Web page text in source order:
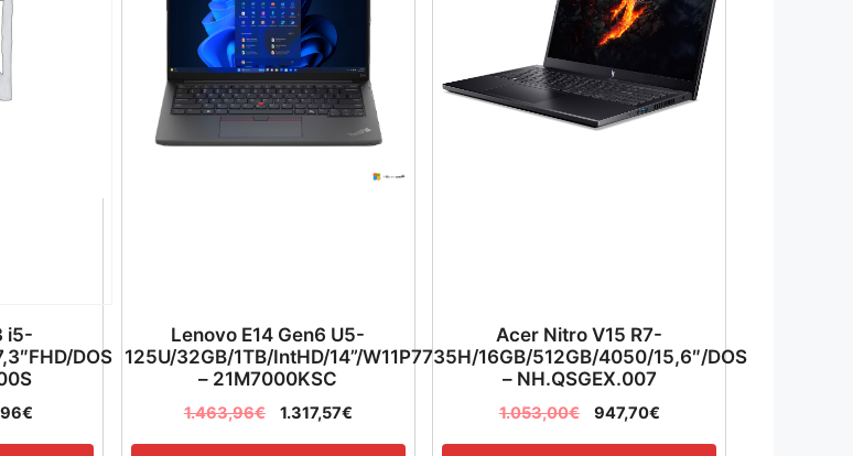
i5-
DOS
€
Lenovo E14 Gen6 U5-
125U/32GB/1TB/IntHD/14”/W11P
– 21M7000KSC
1.463,96€ 1.317,57€
Acer Nitro V15 R7-
7735H/16GB/512GB/4050/15,6″/DOS
– NH.QSGEX.007
1.053,00€ 947,70€